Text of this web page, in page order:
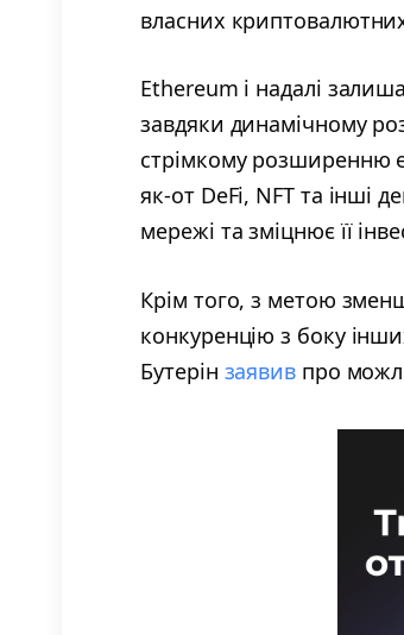
власних криптовалютних
Ethereum і надалі
завдяки динамічному
стрімкому розширенню
як-от DeFi, NFT та інші
мережі та зміцнює її
Крім того, з метою
конкуренцію з боку
Бутерін заявивпро